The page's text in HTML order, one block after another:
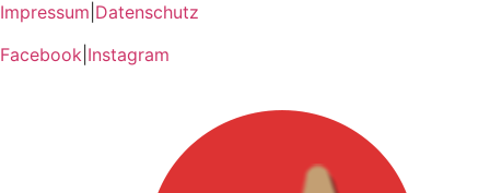
Impressum Datenschutz
Facebook Instagram